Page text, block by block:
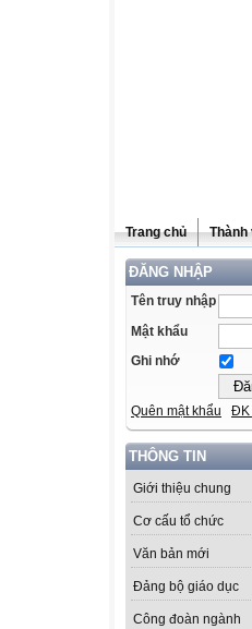
Trang chủ Thành
ĐĂNG NHẬP
Tên truy nhập
Mật khẩu
Ghi nhớ
Quên mật khẩu ĐK
THÔNG TIN
Giới thiệu chung
Cơ cấu tổ chức
Văn bản mới
Đảng bộ giáo dục
Công đoàn ngành